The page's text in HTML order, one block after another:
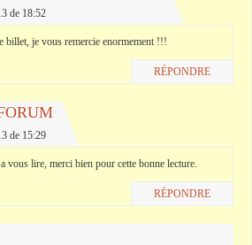
de 18:52
billet, je vous remercie enormement !!!
RÉPONDRE
de 15:29
vous lire, merci bien pour cette bonne lecture.
RÉPONDRE